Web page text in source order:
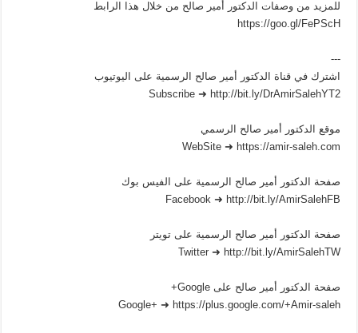
للمزيد من وصفات الدكتور أمير صالح من خلال هذا الرابط
https://goo.gl/FePScH
---
اشترك في قناة الدكتور أمير صالح الرسمية على اليوتيوب
Subscribe ➜ http://bit.ly/DrAmirSalehYT2
موقع الدكتور أمير صالح الرسمي
WebSite ➜ https://amir-saleh.com
صفحة الدكتور أمير صالح الرسمية على الفيس بوك
Facebook ➜ http://bit.ly/AmirSalehFB
صفحة الدكتور أمير صالح الرسمية على تويتر
Twitter ➜ http://bit.ly/AmirSalehTW
صفحة الدكتور أمير صالح على Google+
Google+ ➜ https://plus.google.com/+Amir-saleh